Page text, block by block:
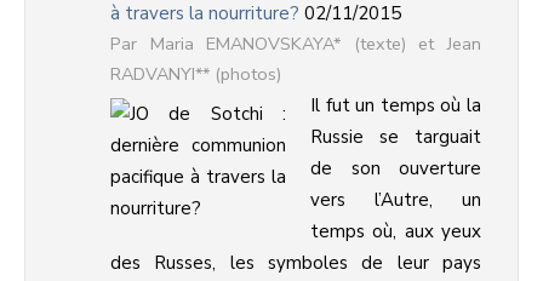
à travers la nourriture? 02/11/2015
Maria EMANOVSKAYA* (texte) et Jean
RADVANYI** (photos)
Il fut un temps où la
Russie se targuait
de son ouverture
vers l’Autre, un
temps où, aux yeux
des Russes, les symboles de leur pays